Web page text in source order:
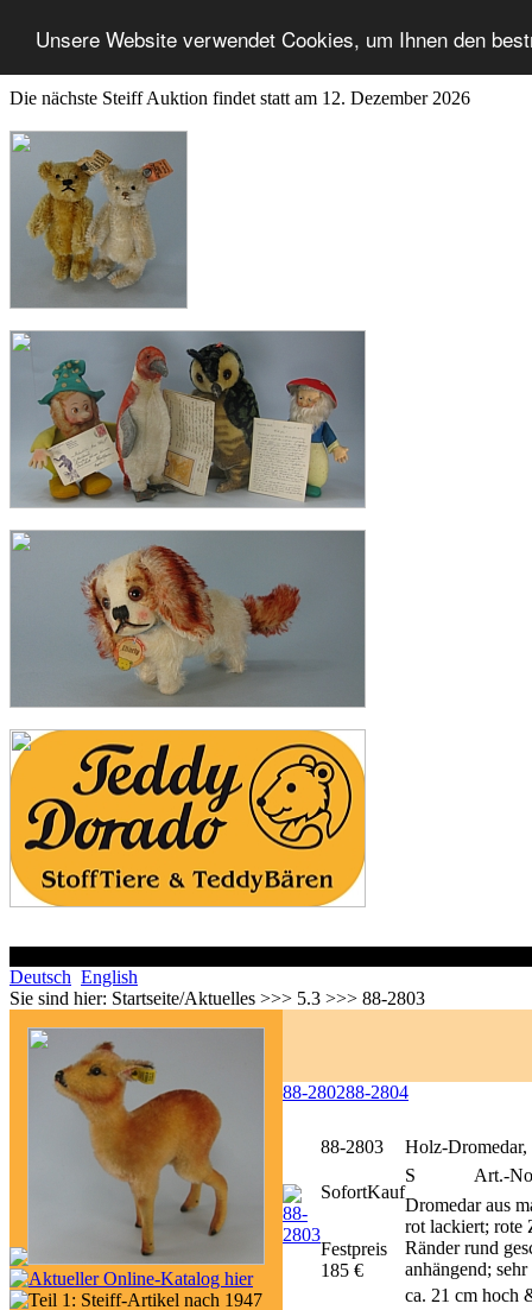
Unsere Website verwendet Cookies, um Ihnen den
Die nächste Steiff Auktion findet statt am 12. Dezember 2026
Deutsch English
Sie sind hier: Startseite/Aktuelles >>> 5.3 >>> 88-2803
88-280288-2804
88-2803
Holz-
S
Art.-
Dromedar aus
rot lackiert; rote
Ränder rund
anhängend;
ca. 21 cm hoch
SofortKauf
Festpreis
185 €